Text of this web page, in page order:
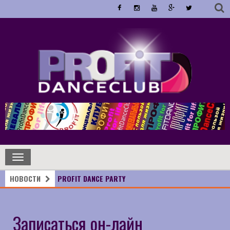
Toggle
navigation
НОВОСТИ PROFIT DANCE PARTY
Записаться он-лайн